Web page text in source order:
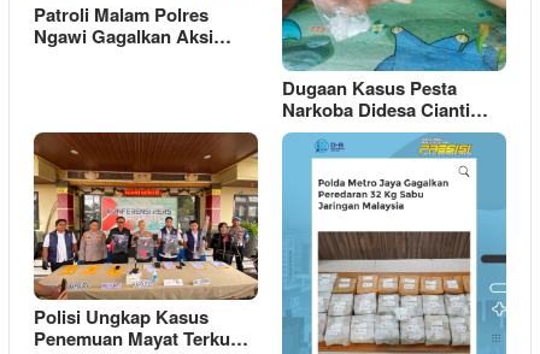
Patroli Malam Polres
Ngawi Gagalkan Aksi…
Dugaan Kasus Pesta
Narkoba Didesa Cianti…
Polisi Ungkap Kasus
Penemuan Mayat Terku…